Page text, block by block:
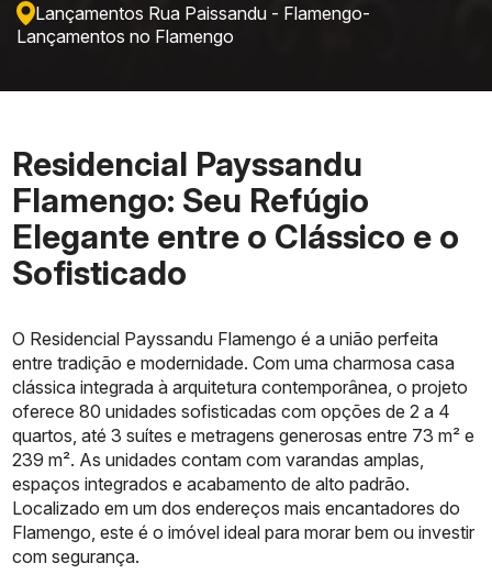
Lançamentos Rua Paissandu - Flamengo-
Lançamentos no Flamengo
Residencial Payssandu
Flamengo: Seu Refúgio
Elegante entre o Clássico e o
Sofisticado
O Residencial Payssandu Flamengo é a união perfeita
entre tradição e modernidade. Com uma charmosa casa
clássica integrada à arquitetura contemporânea, o projeto
oferece 80 unidades sofisticadas com opções de 2 a 4
quartos, até 3 suítes e metragens generosas entre 73 m² e
239 m². As unidades contam com varandas amplas,
espaços integrados e acabamento de alto padrão.
Localizado em um dos endereços mais encantadores do
Flamengo, este é o imóvel ideal para morar bem ou investir
com segurança.